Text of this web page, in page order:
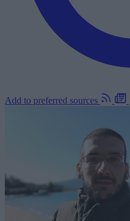
Add to preferred sources